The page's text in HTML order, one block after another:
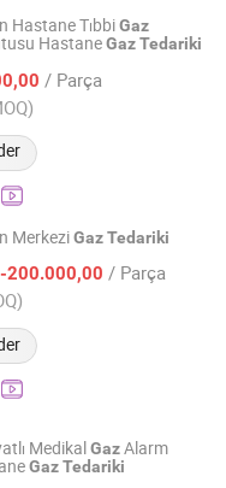
Hastane TıbbiGaz
HastaneGazTedariki
/ Parça
MerkeziGazTedariki
200.000,00 / Parça
MedikalGazAlarm
GazTedariki